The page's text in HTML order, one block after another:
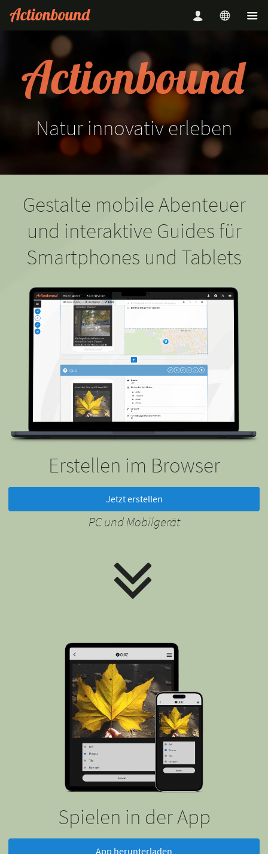
Naturinnovativerleben
Gestalte mobile Abenteuer
und interaktive Guides für
Smartphones und Tablets
Erstellen im Browser
Jetzt erstellen
PC und Mobilgerät
Spielen in der App
App herunterladen